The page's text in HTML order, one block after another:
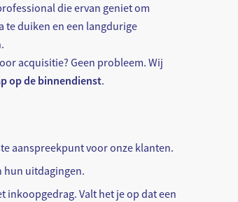
die ervan geniet om
te duiken en een langdurige
acquisitie? Geen probleem. Wij
op de binnendienst.
aanspreekpunt voor onze klanten.
hun uitdagingen.
inkoopgedrag. Valt het je op dat een